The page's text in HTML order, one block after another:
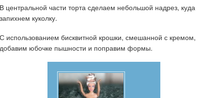
В центральной части торта сделаем небольшой надрез, куда
запихнем куколку.
С использованием бисквитной крошки, смешанной с кремом,
добавим юбочке пышности и поправим формы.